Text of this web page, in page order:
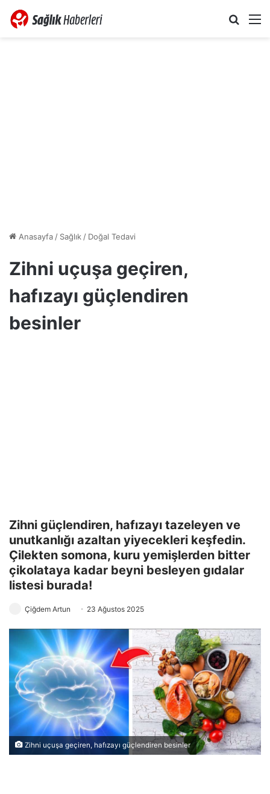
Anasayfa/ Sağlık/ Doğal Tedavi
Zihni uçuşa geçiren,
hafızayı güçlendiren
besinler
Zihni güçlendiren, hafızayı tazeleyen ve
unutkanlığı azaltan yiyecekleri keşfedin.
Çilekten somona, kuru yemişlerden bitter
çikolataya kadar beyni besleyen gıdalar
listesi burada!
Çiğdem Artun 23 Ağustos 2025
Zihni uçuşa geçiren, hafızayı güçlendiren besinler